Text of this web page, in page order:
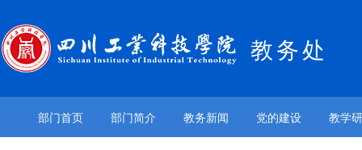
教务处
部门首页 部门简介 教务新闻 党的建设 教学